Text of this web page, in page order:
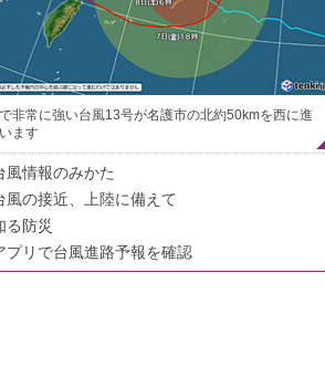
非常に強い台風13号が名護市の北約50kmを西に進
ます
風情報のみかた
風の接近、上陸に備えて
る防災
プリで台風進路予報を確認